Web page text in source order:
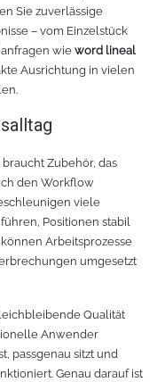
Sie zuverlässige
– vom Einzelstück
wie word lineal
Ausrichtung in vielen
Zubehör, das
den Workflow
viele
Positionen stabil
Arbeitsprozesse
umgesetzt
Qualität
Anwender
passgenau sitzt und
Genau darauf ist